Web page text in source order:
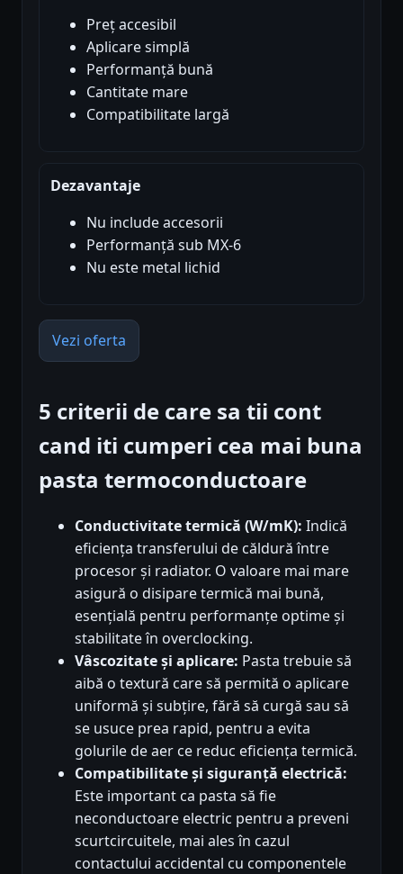
Preț accesibil
Aplicare simplă
Performanță bună
Cantitate mare
Compatibilitate largă
Dezavantaje
Nu include accesorii
Performanță sub MX-6
Nu este metal lichid
Vezi oferta
5 criterii de care sa tii cont
cand iti cumperi cea mai buna
pasta termoconductoare
Conductivitate termică (W/mK): Indică
eficiența transferului de căldură între
procesor și radiator. O valoare mai mare
asigură o disipare termică mai bună,
esențială pentru performanțe optime și
stabilitate în overclocking.
Vâscozitate și aplicare: Pasta trebuie să
aibă o textură care să permită o aplicare
uniformă și subțire, fără să curgă sau să
se usuce prea rapid, pentru a evita
golurile de aer ce reduc eficiența termică.
Compatibilitate și siguranță electrică:
Este important ca pasta să fie
neconductoare electric pentru a preveni
scurtcircuitele, mai ales în cazul
contactului accidental cu componentele